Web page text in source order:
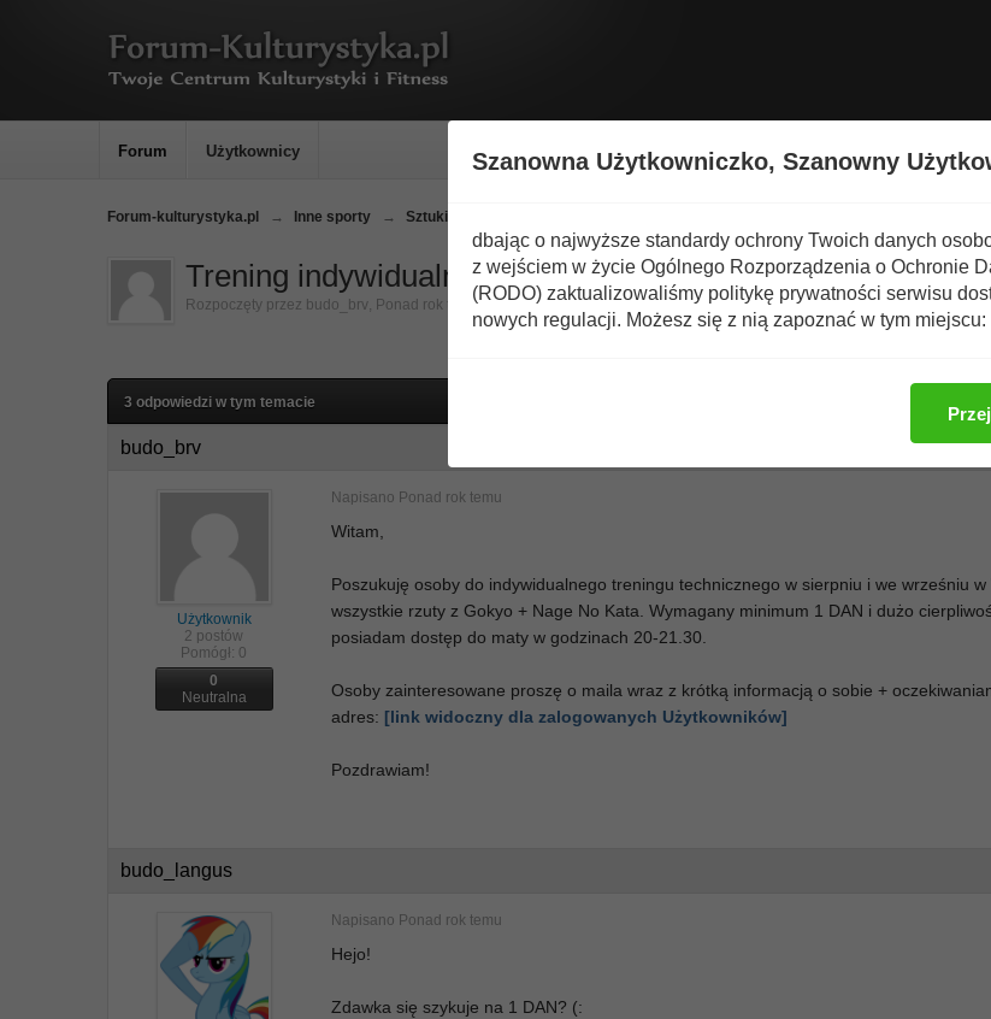
Wyświetl nową zawartość
Forum Użytkownicy
Forum-kulturystyka.pl → Inne sporty → Sztuki walki
Trening indywidualny - poszukiwany
Rozpoczęty przez budo_brv, Ponad rok temu
3 odpowiedzi w tym temacie
budo_brv
Użytkownik
2 postów
Pomógł: 0
0
Neutralna
Napisano Ponad rok temu
Witam,
Poszukuję osoby do indywidualnego treningu technicznego w sierpniu i we wrześniu
wszystkie rzuty z Gokyo + Nage No Kata. Wymagany minimum 1 DAN i dużo
posiadam dostęp do maty w godzinach 20-21.30.
Osoby zainteresowane proszę o maila wraz z krótką informacją o sobie +
adres: [link widoczny dla zalogowanych Użytkowników]
Pozdrawiam!
budo_langus
Napisano Ponad rok temu
Hejo!
Zdawka się szykuje na 1 DAN? (:
Szanowna Użytkowniczko, Szanowny
dbając o najwyższe standardy ochrony Twoich danych
z wejściem w życie Ogólnego Rozporządzenia o Ochronie
(RODO) zaktualizowaliśmy politykę prywatności serwisu
nowych regulacji. Możesz się z nią zapoznać w tym miejscu: